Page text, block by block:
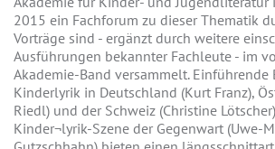
2015 ein Fachforum zu dieser Thematik
Vorträge sind - ergänzt durch weitere
Ausführungen bekannter Fachleute - im
Akademie-Band versammelt. Einführende
Kinderlyrik in Deutschland (Kurt Franz),
Riedl) und der Schweiz (Christine
Kinder¬lyrik-Szene der Gegenwart (Uwe-